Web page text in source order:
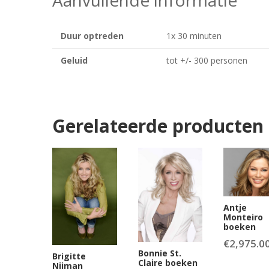
Duur optreden 1x 30 minuten
Geluid tot +/- 300 personen
Gerelateerde producten
Brigitte
Nijman
Bonnie St.
Claire boeken
Antje
Monteiro
boeken
€